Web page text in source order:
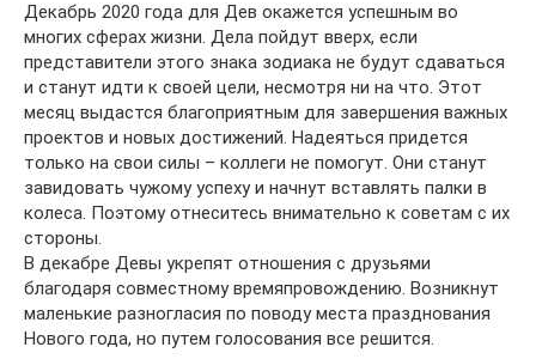
Декабрь 2020 года для Дев окажется успешным во
многих сферах жизни. Дела пойдут вверх, если
представители этого знака зодиака не будут сдаваться
и станут идти к своей цели, несмотря ни на что. Этот
месяц выдастся благоприятным для завершения важных
проектов и новых достижений. Надеяться придется
только на свои силы – коллеги не помогут. Они станут
завидовать чужому успеху и начнут вставлять палки в
колеса. Поэтому отнеситесь внимательно к советам с их
стороны.
В декабре Девы укрепят отношения с друзьями
благодаря совместному времяпровождению. Возникнут
маленькие разногласия по поводу места празднования
Нового года, но путем голосования все решится.